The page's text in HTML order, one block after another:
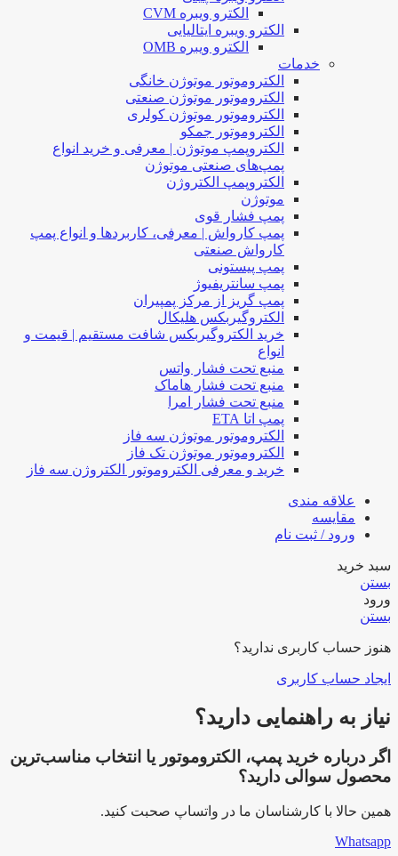
الکترو ویبره CVM
الکترو ویبره ایتالیایی
الکترو ویبره OMB
خدمات
الکتروموتور موتوژن خانگی
الکتروموتور موتوژن صنعتی
الکتروموتور موتوژن کولری
الکتروموتور جمکو
الکتروپمپ موتوژن | معرفی و خرید انواع
پمپ‌های صنعتی موتوژن
الکتروپمپ الکتروژن
موتوژن
پمپ فشار قوی
پمپ کارواش | معرفی، کاربردها و انواع پمپ
کارواش صنعتی
پمپ پیستونی
پمپ سانتریفیوژ
پمپ گریز از مرکز پمپیران
الکتروگیربکس هلیکال
خرید الکتروگیربکس شافت مستقیم | قیمت و
انواع
منبع تحت فشار واتس
منبع تحت فشار هاماک
منبع تحت فشار امرا
پمپ اتا ETA
الکتروموتور موتوژن سه فاز
الکتروموتور موتوژن تک فاز
خرید و معرفی الکتروموتور الکتروژن سه فاز
علاقه مندی
مقایسه
ورود / ثبت نام
سبد خرید
بستن
ورود
بستن
هنوز حساب کاربری ندارید؟
ایجاد حساب کاربری
نیاز به راهنمایی دارید؟
اگر درباره خرید پمپ، الکتروموتور یا انتخاب مناسب‌ترین
محصول سوالی دارید؟
همین حالا با کارشناسان ما در واتساپ صحبت کنید.
Whatsapp